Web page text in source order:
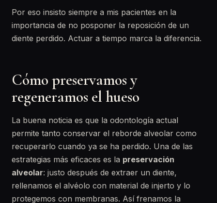
Por eso insisto siempre a mis pacientes en la
importancia de no posponer la reposición de un
diente perdido. Actuar a tiempo marca la diferencia.
Cómo preservamos y
regeneramos el hueso
La buena noticia es que la odontología actual
permite tanto conservar el reborde alveolar como
recuperarlo cuando ya se ha perdido. Una de las
estrategias más eficaces es la preservación
alveolar: justo después de extraer un diente,
rellenamos el alvéolo con material de injerto y lo
protegemos con membranas. Así frenamos la